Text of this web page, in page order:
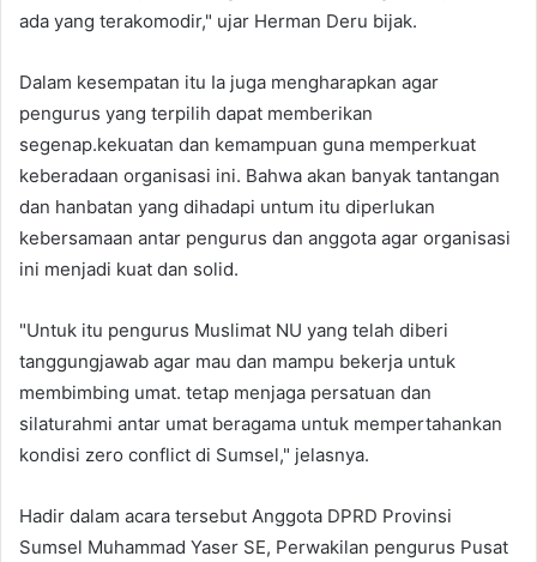
ada yang terakomodir," ujar Herman Deru bijak.
Dalam kesempatan itu Ia juga mengharapkan agar
pengurus yang terpilih dapat memberikan
segenap.kekuatan dan kemampuan guna memperkuat
keberadaan organisasi ini. Bahwa akan banyak tantangan
dan hanbatan yang dihadapi untum itu diperlukan
kebersamaan antar pengurus dan anggota agar organisasi
ini menjadi kuat dan solid.
"Untuk itu pengurus Muslimat NU yang telah diberi
tanggungjawab agar mau dan mampu bekerja untuk
membimbing umat. tetap menjaga persatuan dan
silaturahmi antar umat beragama untuk mempertahankan
kondisi zero conflict di Sumsel," jelasnya.
Hadir dalam acara tersebut Anggota DPRD Provinsi
Sumsel Muhammad Yaser SE, Perwakilan pengurus Pusat